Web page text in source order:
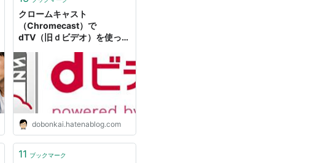
クロームキャスト
（Chromecast）で
dTV（旧ｄビデオ）を使って
ネットの海の渚にて
dobonkai.hatenablog.com
11 ブックマーク